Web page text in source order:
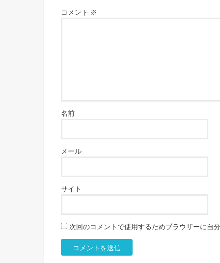
コメント ※
名前
メール
サイト
次回のコメントで使用するためブラウザーに自